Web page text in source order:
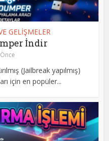
GELİŞMELER
İndir
(Jailbreak yapılmış)
için en popüler...